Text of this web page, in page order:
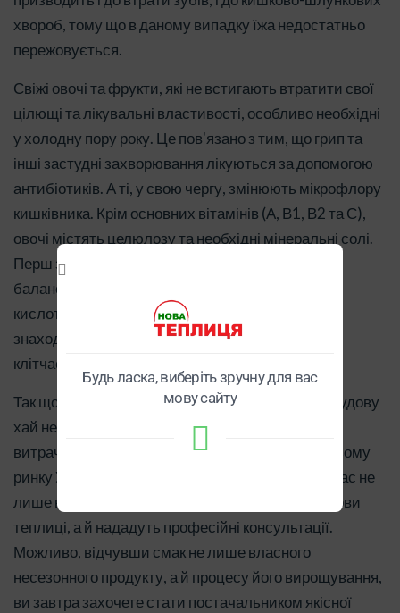
хвороб, тому що в даному випадку їжа недостатньо
пережовується.
Свіжі овочі та фрукти, які не встигають втратити свої
цілющі та лікувальні властивості, особливо необхідні
у холодну пору року. Це пов'язано з тим, що грип та
інші застудні захворювання лікуються за допомогою
антибіотиків. А ті, у свою чергу, змінюють мікрофлору
кишківника. Крім основних вітамінів (А, В1, В2 та С),
овочі містять целюлозу та необхідні мінеральні солі.
Перш за все, кальцій та натрій, які підтримують
баланс лугових речовин у крові, врівноважуючи
кислотну дію зернових та круп. У сирій їжі також
знаходиться і дуже потрібна нашому організму
клітчаста.
Так що краще витратити годину та кошти на побудову
хай невеликої, але власної теплиці, ніж потім
витрачатися на лікарів. Тим паче, що на нинішньому
ринку України є надійні фірми, які забезпечать вас не
лише всім необхідним обладнанням для побудови
теплиці, а й нададуть професійні консультації.
Можливо, відчувши смак не лише власного
несезонного продукту, а й процесу його вирощування,
ви завтра захочете стати постачальником якісної
Будь ласка, виберіть зручну для вас
мову сайту